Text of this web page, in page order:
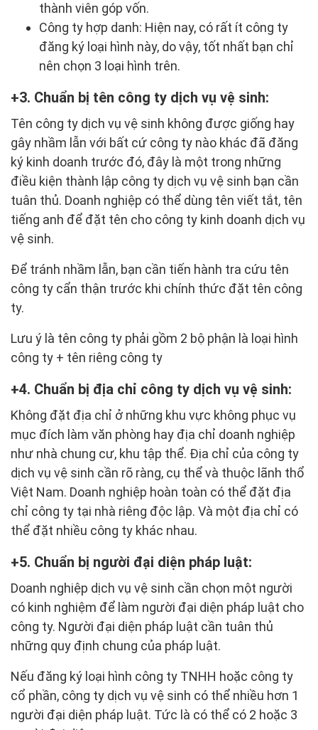
thành viên góp vốn.
Công ty hợp danh: Hiện nay, có rất ít công ty
đăng ký loại hình này, do vậy, tốt nhất bạn chỉ
nên chọn 3 loại hình trên.
3. Chuẩn bị tên công ty dịch vụ vệ sinh:
Tên công ty dịch vụ vệ sinh không được giống hay
gây nhầm lẫn với bất cứ công ty nào khác đã đăng
ký kinh doanh trước đó, đây là một trong những
điều kiện thành lập công ty dịch vụ vệ sinh bạn cần
tuân thủ. Doanh nghiệp có thể dùng tên viết tắt, tên
tiếng anh để đặt tên cho công ty kinh doanh dịch vụ
vệ sinh.
Để tránh nhầm lẫn, bạn cần tiến hành tra cứu tên
công ty cẩn thận trước khi chính thức đặt tên công
ty.
Lưu ý là tên công ty phải gồm 2 bộ phận là loại hình
công ty + tên riêng công ty
4. Chuẩn bị địa chỉ công ty dịch vụ vệ sinh:
Không đặt địa chỉ ở những khu vực không phục vụ
mục đích làm văn phòng hay địa chỉ doanh nghiệp
như nhà chung cư, khu tập thể. Địa chỉ của công ty
dịch vụ vệ sinh cần rõ ràng, cụ thể và thuộc lãnh thổ
Việt Nam. Doanh nghiệp hoàn toàn có thể đặt địa
chỉ công ty tại nhà riêng độc lập. Và một địa chỉ có
thể đặt nhiều công ty khác nhau.
5. Chuẩn bị người đại diện pháp luật:
Doanh nghiệp dịch vụ vệ sinh cần chọn một người
có kinh nghiệm để làm người đại diện pháp luật cho
công ty. Người đại diện pháp luật cần tuân thủ
những quy định chung của pháp luật.
Nếu đăng ký loại hình công ty TNHH hoặc công ty
cổ phần, công ty dịch vụ vệ sinh có thể nhiều hơn 1
người đại diện pháp luật. Tức là có thể có 2 hoặc 3